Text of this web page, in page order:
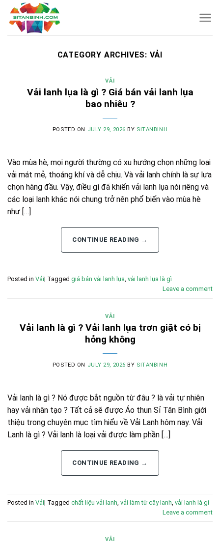
Skip
content
CATEGORY ARCHIVES: VẢI
VẢI
Vải lanh lụa là gì ? Giá bán vải lanh lụa
bao nhiêu ?
POSTED ON JULY 29, 2026 BY SITANBINH
Vào mùa hè, mọi người thường có xu hướng chọn những loại
vải mát mẻ, thoáng khí và dễ chịu. Và vải lanh chính là sự lựa
chọn hàng đầu. Vậy, điều gì đã khiến vải lanh lụa nói riêng và
các loại lanh khác nói chung trở nên phổ biến vào mùa hè
như […]
CONTINUE READING →
Posted in Vải| Tagged giá bán vải lanh lụa, vải lanh lụa là gì
Leave a comment
VẢI
Vải lanh là gì ? Vải lanh lụa trơn giặt có bị
hỏng không
POSTED ON JULY 29, 2026 BY SITANBINH
Vải lanh là gì ? Nó được bắt nguồn từ đâu ? là vải tự nhiên
hay vải nhân tạo ? Tất cả sẽ được Áo thun Sỉ Tân Bình giới
thiệu trong chuyên mục tìm hiểu về Vải Lanh hôm nay. Vải
Lanh là gì ? Vải lanh là loại vải được làm phần […]
CONTINUE READING →
Posted in Vải| Tagged chất liệu vải lanh vải làm từ cây lanh vải lanh là gì
Leave a comment
VẢI